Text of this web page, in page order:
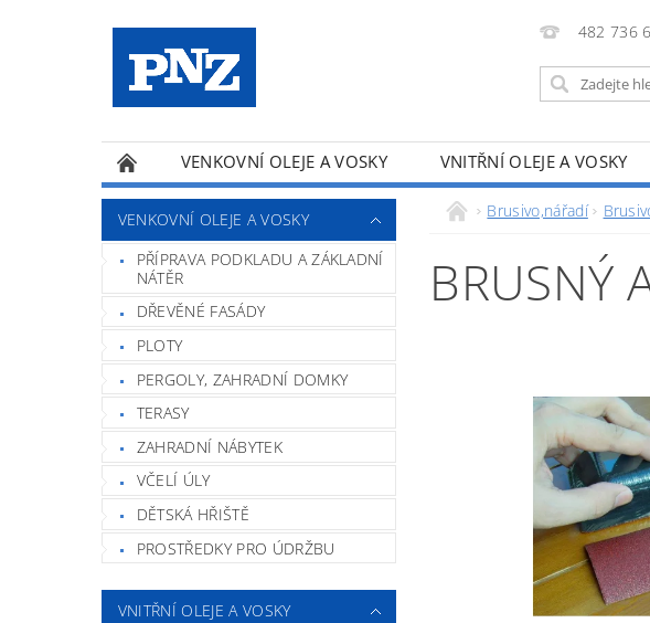
482 736
VENKOVNÍ OLEJE A VOSKY VNITŘNÍ OLEJE A VOSKY
PRODUKTY A-Z
VENKOVNÍ OLEJE A VOSKY
PŘÍPRAVA PODKLADU A ZÁKLADNÍ
NÁTĚR
DŘEVĚNÉ FASÁDY
PLOTY
PERGOLY, ZAHRADNÍ DOMKY
TERASY
ZAHRADNÍ NÁBYTEK
VČELÍ ÚLY
DĚTSKÁ HŘIŠTĚ
PROSTŘEDKY PRO ÚDRŽBU
VNITŘNÍ OLEJE A VOSKY
Brusivo,nářadí
BRUSNÝ